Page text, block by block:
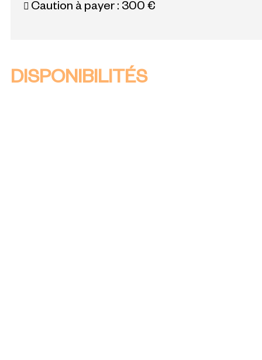
Caution à payer : 300 €
DISPONIBILITÉS